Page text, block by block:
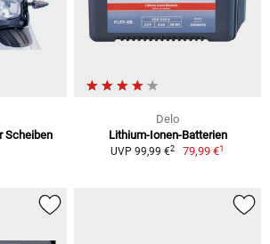
Scheiben
Delo
Lithium-Ionen-Batterien
UVP 99,99 €2 79,99 €1